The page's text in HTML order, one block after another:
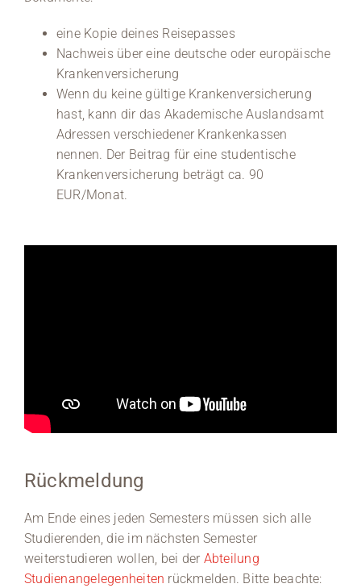
eine Kopie deines Reisepasses
Nachweis über eine deutsche oder europäische
Krankenversicherung
Wenn du keine gültige Krankenversicherung
hast, kann dir das Akademische Auslandsamt
Adressen verschiedener Krankenkassen
nennen. Der Beitrag für eine studentische
Krankenversicherung beträgt ca. 90
EUR/Monat.
Rückmeldung
Am Ende eines jeden Semesters müssen sich alle
Studierenden, die im nächsten Semester
weiterstudieren wollen, bei der Abteilung
Studienangelegenheiten rückmelden. Bitte beachte: